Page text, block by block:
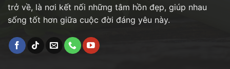
trở về, là nơi kết nối những tâm hồn đẹp, giúp nhau
sống tốt hơn giữa cuộc đời đáng yêu này.